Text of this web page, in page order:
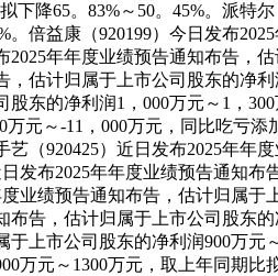
降65。83%～50。45%。派特
倍益康（920199）今日发布
2025年年度业绩预告通知布告，
估计归属于上市公司股东的净
东的净利润1，000万元～1，
元～-11，000万元，同比吃亏添
（920425）近日发布2025年年
发布2025年年度业绩预告通知布
业绩预告通知布告，估计归属于
布告，估计归属于上市公司股东的
上市公司股东的净利润900万元
元～1300万元，取上年同期比